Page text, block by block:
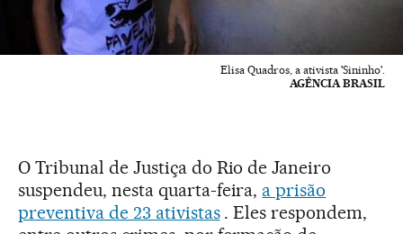
Elisa Quadros, a ativista 'Sininho'.
AGÊNCIA BRASIL
O Tribunal de Justiça do Rio de Janeiro
suspendeu, nesta quarta-feira, a prisão
preventiva de 23 ativistas. Eles respondem,